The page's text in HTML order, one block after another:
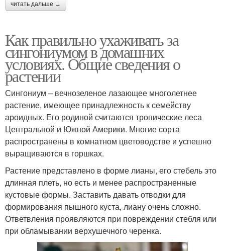
читать дальше →
Как правильно ухаживать за
сингониумом в домашних
условиях. Общие сведения о
растении
Сингониум – вечнозеленое лазающее многолетнее
растение, имеющее принадлежность к семейству
ароидных. Его родиной считаются тропические леса
Центральной и Южной Америки. Многие сорта
распространены в комнатном цветоводстве и успешно
выращиваются в горшках.
Растение представлено в форме лианы, его стебель это
длинная плеть, но есть и менее распространенные
кустовые формы. Заставить давать отводки для
формирования пышного куста, лиану очень сложно.
Ответвления проявляются при повреждении стебля или
при обламывании верхушечного черенка.